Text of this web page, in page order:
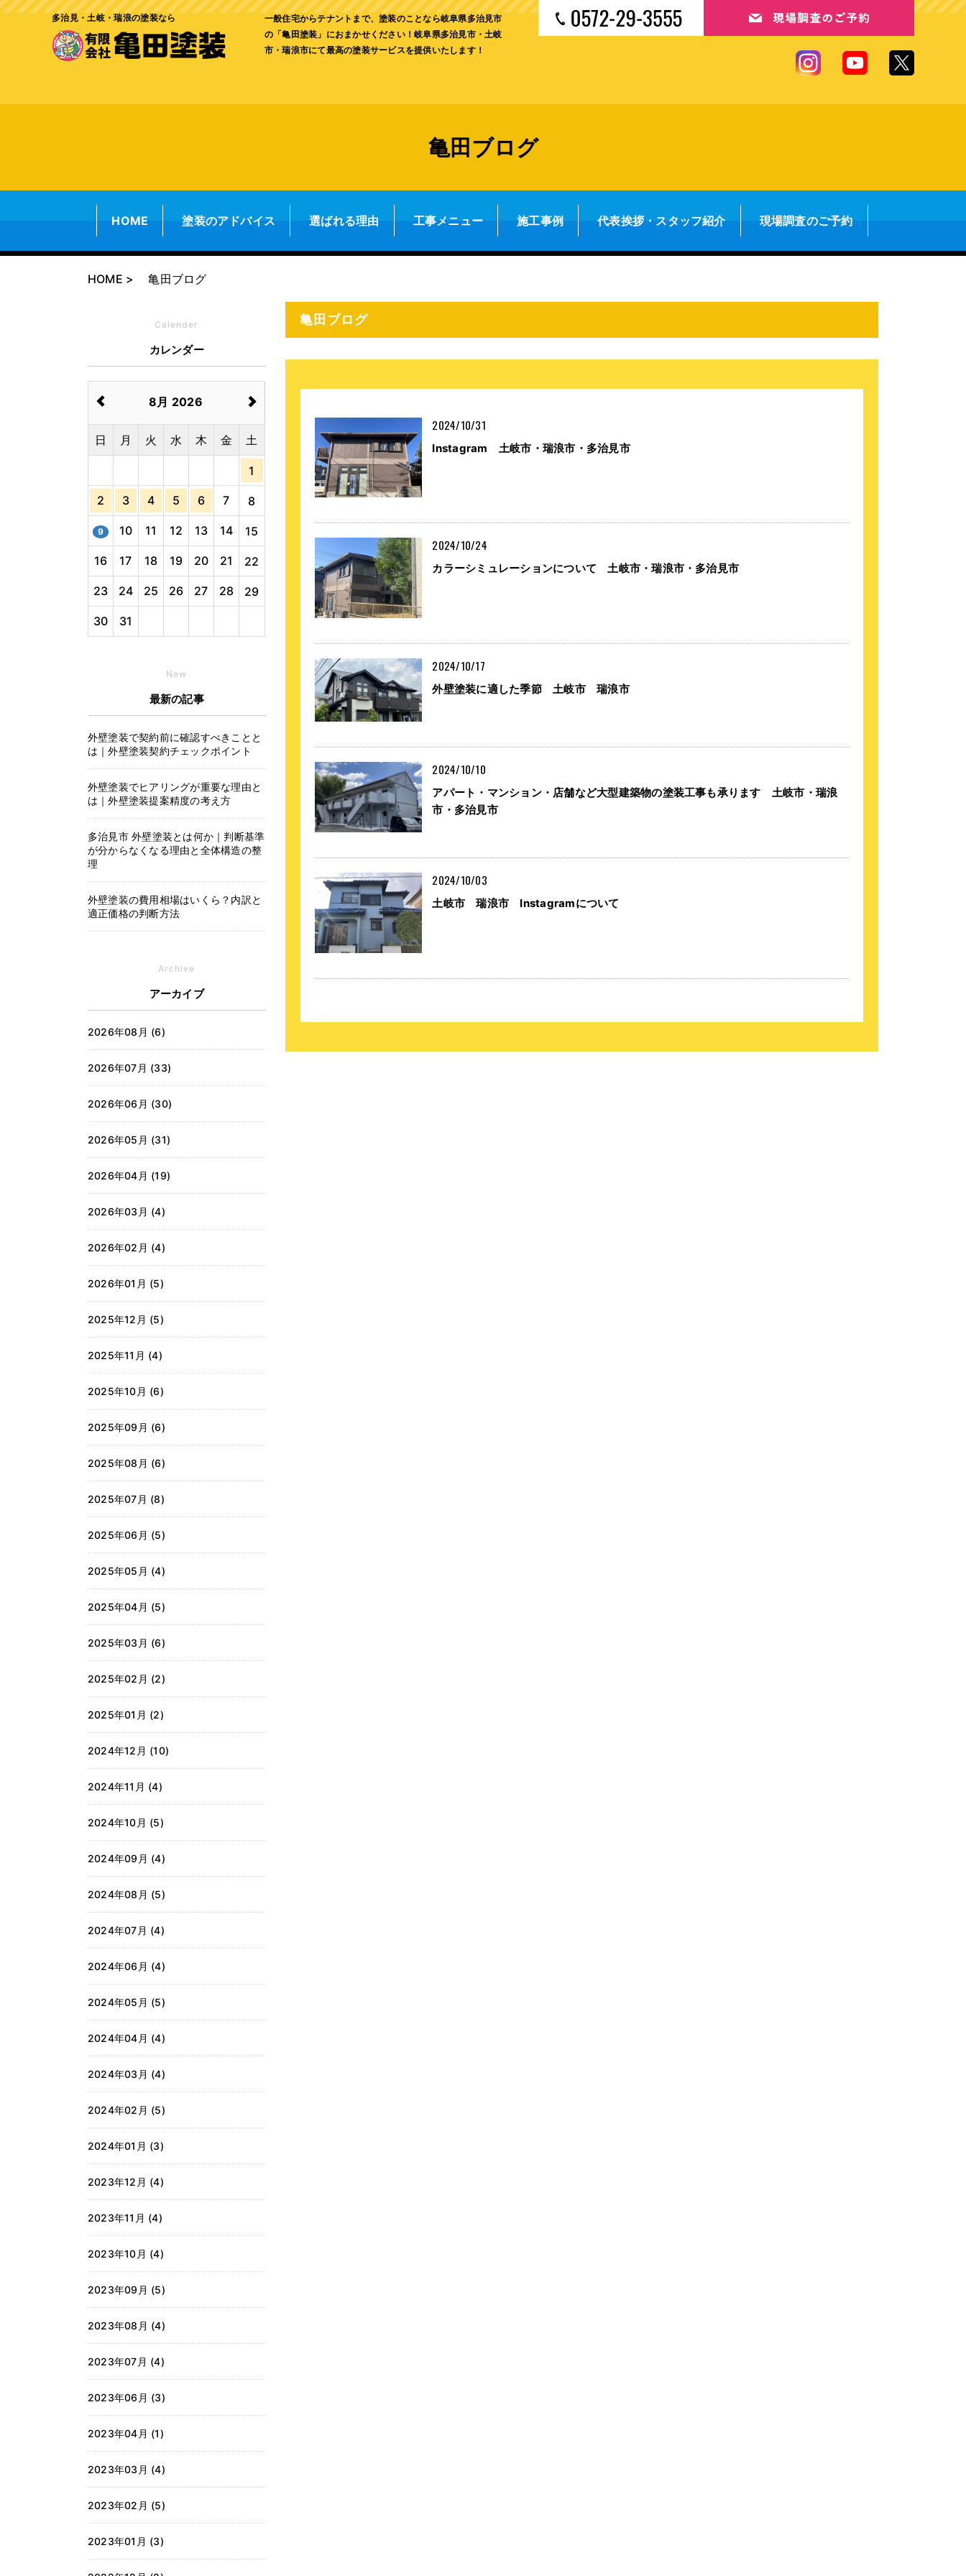
多治見・土岐・瑞浪の塗装なら
一般住宅からテナントまで、塗装のことなら岐阜県多治見市
の「亀田塗装」におまかせください！岐阜県多治見市・土岐
市・瑞浪市にて最高の塗装サービスを提供いたします！
亀田ブログ
HOME 塗装のアドバイス 選ばれる理由 工事メニュー 施工事例 代表挨拶・スタッフ紹介 現場調査のご予約
HOME 亀田ブログ
亀田ブログ
2024/10/31
Instagram 土岐市・瑞浪市・多治見市
2024/10/24
カラーシミュレーションについて 土岐市・瑞浪市・多治見市
2024/10/17
外壁塗装に適した季節 土岐市 瑞浪市
2024/10/10
アパート・マンション・店舗など大型建築物の塗装工事も承ります 土岐市・瑞浪
市・多治見市
2024/10/03
土岐市 瑞浪市 Instagramについて
Calender
カレンダー
8月 2026
日 月 火 水 木 金 土
1
2 3 4 5 6 7 8
9 10 11 12 13 14 15
16 17 18 19 20 21 22
23 24 25 26 27 28 29
30 31
New
最新の記事
外壁塗装で契約前に確認すべきことと
は｜外壁塗装契約チェックポイント
外壁塗装でヒアリングが重要な理由と
は｜外壁塗装提案精度の考え方
多治見市 外壁塗装とは何か｜判断基準
が分からなくなる理由と全体構造の整
理
外壁塗装の費用相場はいくら？内訳と
適正価格の判断方法
Archive
アーカイブ
2026年08月 (6)
2026年07月 (33)
2026年06月 (30)
2026年05月 (31)
2026年04月 (19)
2026年03月 (4)
2026年02月 (4)
2026年01月 (5)
2025年12月 (5)
2025年11月 (4)
2025年10月 (6)
2025年09月 (6)
2025年08月 (6)
2025年07月 (8)
2025年06月 (5)
2025年05月 (4)
2025年04月 (5)
2025年03月 (6)
2025年02月 (2)
2025年01月 (2)
2024年12月 (10)
2024年11月 (4)
2024年10月 (5)
2024年09月 (4)
2024年08月 (5)
2024年07月 (4)
2024年06月 (4)
2024年05月 (5)
2024年04月 (4)
2024年03月 (4)
2024年02月 (5)
2024年01月 (3)
2023年12月 (4)
2023年11月 (4)
2023年10月 (4)
2023年09月 (5)
2023年08月 (4)
2023年07月 (4)
2023年06月 (3)
2023年04月 (1)
2023年03月 (4)
2023年02月 (5)
2023年01月 (3)